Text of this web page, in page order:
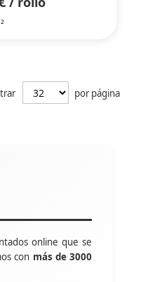
por página
online que se
con más de 3000